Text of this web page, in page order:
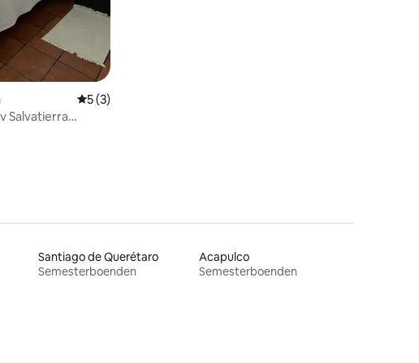
omdömen
5 av 5 i genomsnittligt betyg, 3 omdömen
5 (3)
Salvatierra
Santiago de Querétaro
Semesterboenden
Acapulco
Semesterboenden